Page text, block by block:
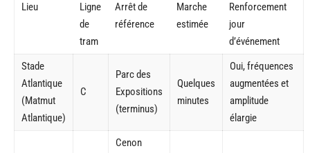
Lieu
Ligne
de
tram
Arrêt de
référence
Marche
estimée
Renforcement
jour
d’événement
Stade
Atlantique
(Matmut
Atlantique)
C
Parc des
Expositions
(terminus)
Quelques
minutes
Oui, fréquences
augmentées et
amplitude
élargie
Cenon